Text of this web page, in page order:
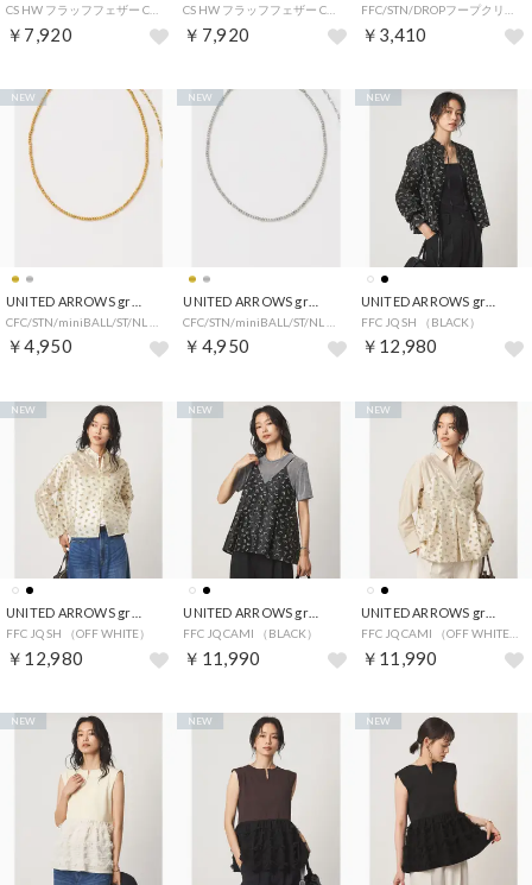
￥7,920 ￥7,920 ￥3,410
￥4,950
NEW
UNITED ARROWS green label relaxing
￥4,950
NEW
FFC JQ SH （BLACK）
￥12,980
NEW
FFC JQ SH （OFF WHITE）
￥12,980
NEW
UNITED ARROWS green label relaxing
FFC JQ CAMI （BLACK）
￥11,990
NEW
FFC JQ CAMI （OFF WHITE）
￥11,990
NEW
NEW NEW NEW